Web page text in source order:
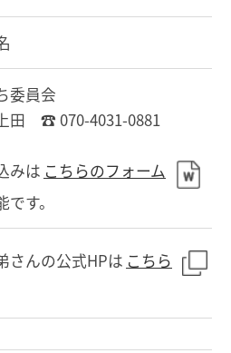
委員会
田 ☎ 070-4031-0881
みは こちらのフォーム
す。
さんの公式HPは こちら